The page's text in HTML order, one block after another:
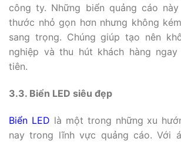
công ty. Những biển quảng cáo
thước nhỏ gọn hơn nhưng không
sang trọng. Chúng giúp tạo nên
nghiệp và thu hút khách hàng
tiên.
3.3. Biển LED siêu đẹp
Biển LED là một trong những xu
nay trong lĩnh vực quảng cáo. Với